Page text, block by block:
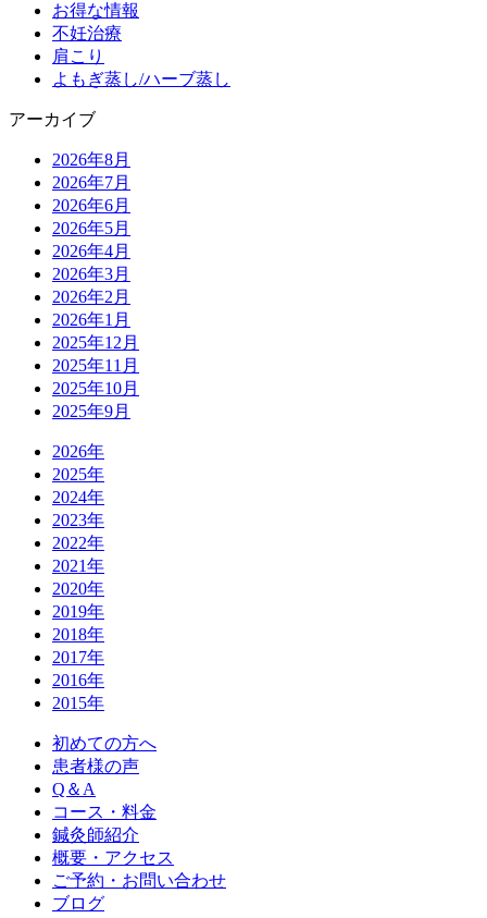
お得な情報
不妊治療
肩こり
よもぎ蒸し/ハーブ蒸し
アーカイブ
2026年8月
2026年7月
2026年6月
2026年5月
2026年4月
2026年3月
2026年2月
2026年1月
2025年12月
2025年11月
2025年10月
2025年9月
2026年
2025年
2024年
2023年
2022年
2021年
2020年
2019年
2018年
2017年
2016年
2015年
初めての方へ
患者様の声
Q＆A
コース・料金
鍼灸師紹介
概要・アクセス
ご予約・お問い合わせ
ブログ